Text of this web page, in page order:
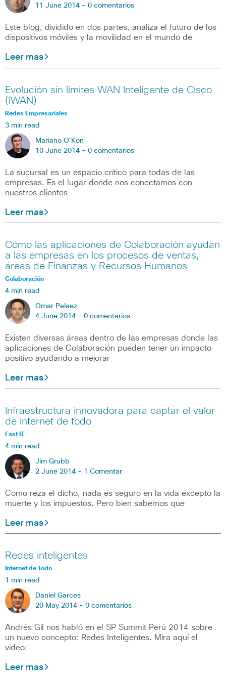
11 June 2014 - 0 comentarios
Este blog, dividido en dos partes, analiza el futuro de los
dispositivos móviles y la movilidad en el mundo de
Leer mas
Evolución sin límites WAN Inteligente de Cisco
(IWAN)
Redes Empresariales
3 min read
Mariano O'Kon
10 June 2014 - 0 comentarios
La sucursal es un espacio crítico para todas de las
empresas. Es el lugar donde nos conectamos con
nuestros clientes
Leer mas
Cómo las aplicaciones de Colaboración ayudan
a las empresas en los procesos de ventas,
áreas de Finanzas y Recursos Humanos
Colaboración
4 min read
Omar Pelaez
4 June 2014 - 0 comentarios
Existen diversas áreas dentro de las empresas donde las
aplicaciones de Colaboración pueden tener un impacto
positivo ayudando a mejorar
Leer mas
Infraestructura innovadora para captar el valor
de Internet de todo
Fast IT
4 min read
Jim Grubb
2 June 2014 - 1 Comentar
Como reza el dicho, nada es seguro en la vida excepto la
muerte y los impuestos. Pero bien sabemos que
Leer mas
Redes inteligentes
Internet de Todo
1 min read
Daniel Garces
20 May 2014 - 0 comentarios
Andrés Gil nos habló en el SP Summit Perú 2014 sobre
un nuevo concepto: Redes Inteligentes. Mira aquí el
video:
Leer mas